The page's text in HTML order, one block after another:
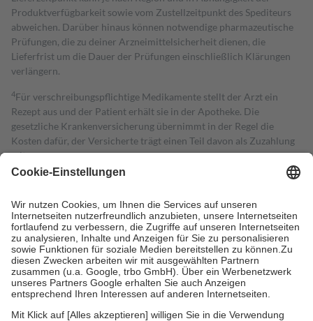
Produktverfügbarkeit sowie vom Zustellzeitpunkt des Spediteurs
abweichen. Darüber hinaus können notwendige pharmazeutische
Prüfungen, die zu deiner Arzneimittelsicherheit dienen, die
Lieferfrist um die Dauer der Prüfungen einschließlich Klärungen
verlängern.
4Für verschreibungspflichtige Medikamente stellt der Arzt ein
Rezept aus und der Patient erhält sie in der Apotheke. Die
gesetzliche Krankenversicherung übernimmt in der Regel die
Kosten dafür, der Versicherte trägt einen Teil davon als Zuzahlung
mit.
Grundsätzlich leisten Mitglieder Zuzahlungen in Höhe von zehn
höchstens zehn Euro.
Es sind jedoch nie mehr als die tatsächlichen
Kosten der Leistung zu entrichten.
Diese Regeln gelten grundsätzlich auch für Online-Apotheken.
Bei Heilmitteln und häuslicher Krankenpflege beträgt die
Zuzahlung zehn Prozent der Kosten sowie zehn Euro je
Verordnung.
Um das Engagement der Versicherten für ihre eigene Gesundheit zu
stärken und die besondere Stellung der Familie zu unterstützen,
fallenkeine Zuzahlungenan bei: